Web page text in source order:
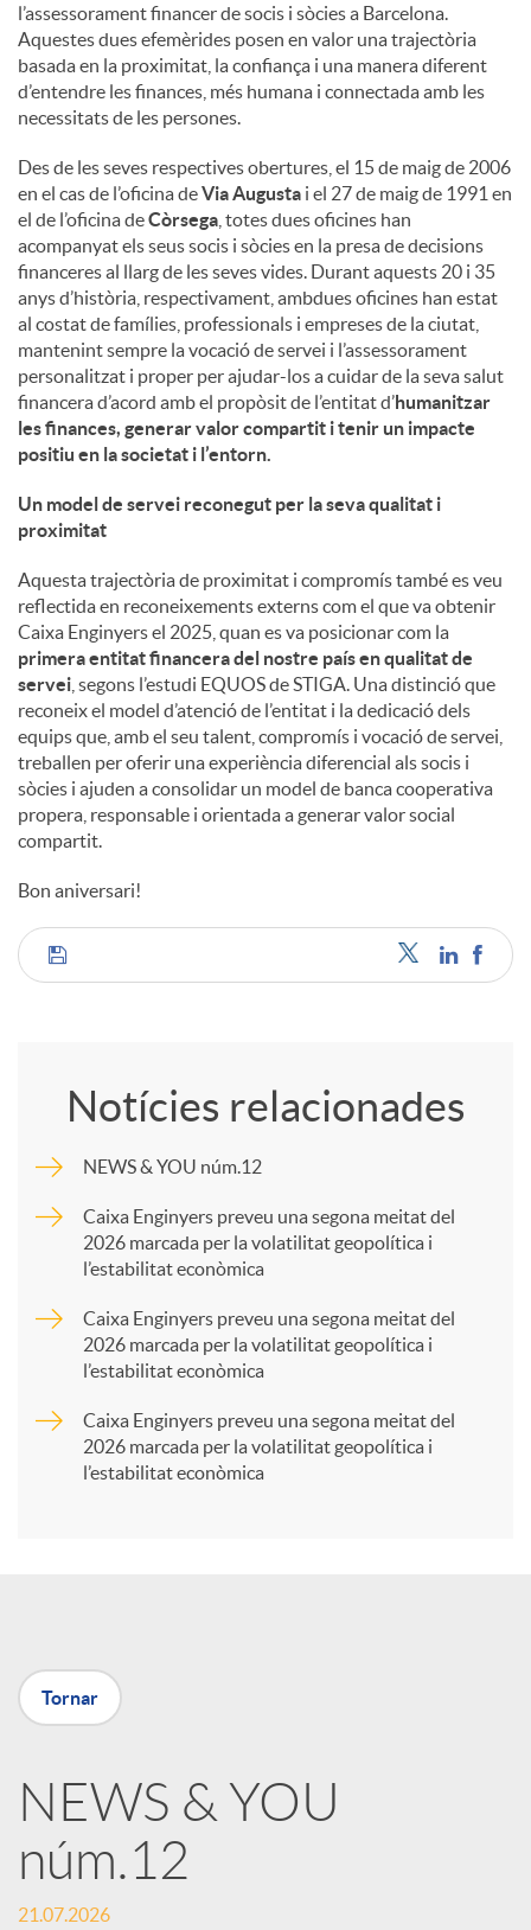
n
g
u
t
s
l’assessorament financer de socis i sòcies a Barcelona.
Aquestes dues efemèrides posen en valor una trajectòria
basada en la proximitat, la confiança i una manera diferent
d’entendre les finances, més humana i connectada amb les
necessitats de les persones.
Des de les seves respectives obertures, el 15 de maig de 2006
en el cas de l’oficina deVia Augusta i el 27 de maig de 1991 en
el de l’oficina deCòrsega , totes dues oficines han
acompanyat els seus socis i sòcies en la presa de decisions
financeres al llarg de les seves vides. Durant aquests 20 i 35
anys d’història, respectivament, ambdues oficines han estat
al costat de famílies, professionals i empreses de la ciutat,
mantenint sempre la vocació de servei i l’assessorament
personalitzat i proper per ajudar-los a cuidar de la seva salut
financera d’acord amb el propòsit de l’entitat d’humanitzar
les finances, generar valor compartit i tenir un impacte
positiu en la societat i l’entorn.
Un model de servei reconegut per la seva qualitat i
proximitat
Aquesta trajectòria de proximitat i compromís també es veu
reflectida en reconeixements externs com el que va obtenir
Caixa Enginyers el 2025, quan es va posicionar com la
primera entitat financera del nostre país en qualitat de
servei , segons l’estudi EQUOS de STIGA. Una distinció que
reconeix el model d’atenció de l’entitat i la dedicació dels
equips que, amb el seu talent, compromís i vocació de servei,
treballen per oferir una experiència diferencial als socis i
sòcies i ajuden a consolidar un model de banca cooperativa
propera, responsable i orientada a generar valor social
compartit.
Bon aniversari!
C
p
a
a
r
Notícies relacionades
NEWS & YOU núm.12
Caixa Enginyers preveu una segona meitat del
2026 marcada per la volatilitat geopolítica i
l’estabilitat econòmica
Caixa Enginyers preveu una segona meitat del
2026 marcada per la volatilitat geopolítica i
l’estabilitat econòmica
Caixa Enginyers preveu una segona meitat del
2026 marcada per la volatilitat geopolítica i
l’estabilitat econòmica
Tornar
NEWS & YOU
núm.12
21.07.2026